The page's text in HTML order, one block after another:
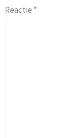
Reactie *